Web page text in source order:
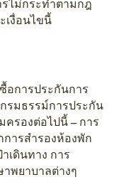
รไม่กระทำตามกฎ
เงื่อนไขนี้
อการประกันการ
รมธรรม์การประกัน
ครองต่อไปนี้ – การ
การสำรองห้องพัก
เดินทาง การ
พยาบาลต่างๆ